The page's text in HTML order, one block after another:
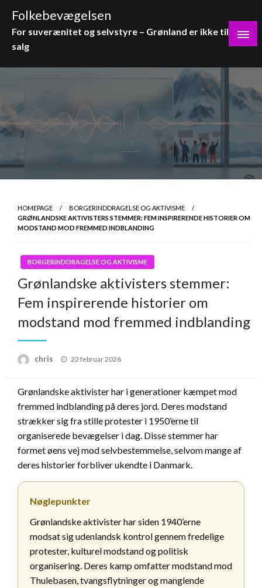
content
Folkebevægelsen
For suverænitet og selvstyre – Grønland er ikke til
salg
HOMEPAGE
BORGERINDDRAGELSE OG AKTIVISME
GRØNLANDSKE AKTIVISTERS STEMMER: FEM INSPIRERENDE HISTORIER OM
MODSTAND MOD FREMMED INDBLANDING
BORGERINDDRAGELSE OG AKTIVISME
Grønlandske aktivisters stemmer:
Fem inspirerende historier om
modstand mod fremmed indblanding
chris
Posted
22 februar 2026
Grønlandske aktivister har i generationer kæmpet mod
fremmed indblanding på deres jord. Deres modstand
strækker sig fra stille protester i 1950’erne til
organiserede bevægelser i dag. Disse stemmer har
formet øens vej mod selvbestemmelse, selvom mange af
deres historier forbliver ukendte i Danmark.
Nøglepunkter
Grønlandske aktivister har siden 1940’erne
modsat sig udenlandsk kontrol gennem fredelige
protester, kulturel modstand og politisk
organisering. Deres kamp omfatter modstand mod
Thulebasen, tvangsflytninger og manglende